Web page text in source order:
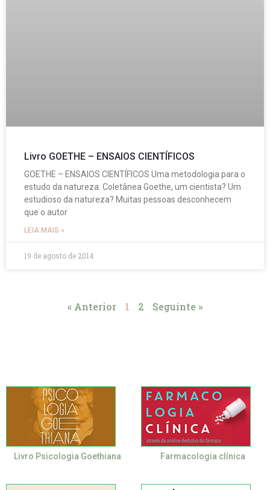
Livro GOETHE – ENSAIOS CIENTÍFICOS
GOETHE – ENSAIOS CIENTÍFICOS Uma metodologia para o
estudo da natureza. Coletânea Goethe, um cientista? Um
estudioso da natureza? Muitas pessoas desconhecem
que o autor
LEIA MAIS »
19 de agosto de 2014
« Anterior 1 2 Seguinte »
Livro Psicologia Goethiana Farmacologia clínica